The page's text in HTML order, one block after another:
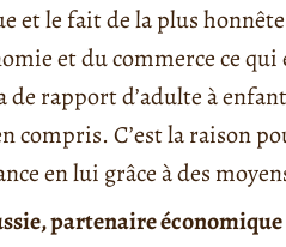
et le fait de la plus
et du commerce ce
de rapport d’adulte à
compris. C’est la raison
en lui grâce à des
partenaire